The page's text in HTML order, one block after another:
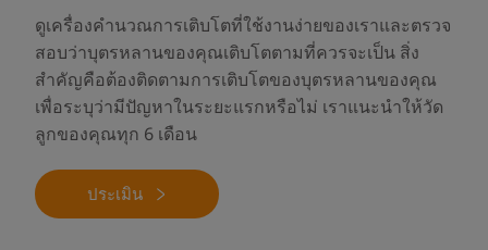
ดูเครื่องคำนวณการเติบโตที่ใช้งานง่ายของเราและตรวจ
สอบว่าบุตรหลานของคุณเติบโตตามที่ควรจะเป็น สิ่ง
สำคัญคือต้องติดตามการเติบโตของบุตรหลานของคุณ
เพื่อระบุว่ามีปัญหาในระยะแรกหรือไม่ เราแนะนำให้วัด
ลูกของคุณทุก 6 เดือน
ประเมิน